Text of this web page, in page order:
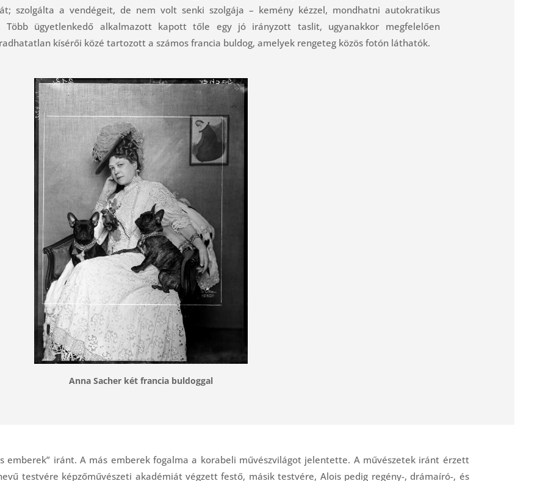
szolgálta a vendégeit, de nem volt senki szolgája – kemény kézzel, mondhatni autokratikus
Több ügyetlenkedő alkalmazott kapott tőle egy jó irányzott taslit, ugyanakkor megfelelően
kísérői közé tartozott a számos francia buldog, amelyek rengeteg közös fotón láthatók.
Anna Sacher két francia buldoggal
emberek” iránt. A más emberek fogalma a korabeli művészvilágot jelentette. A művészetek iránt érzett
testvére képzőművészeti akadémiát végzett festő, másik testvére, Alois pedig regény-, drámaíró-, és